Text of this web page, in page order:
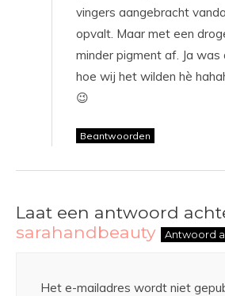
vingers aangebracht
opvalt. Maar met een
minder pigment af. Ja was
hoe wij het wilden hè
😉
Beantwoorden
Laat een antwoord
sarahandbeauty
Antwoord
Het e-mailadres wordt niet